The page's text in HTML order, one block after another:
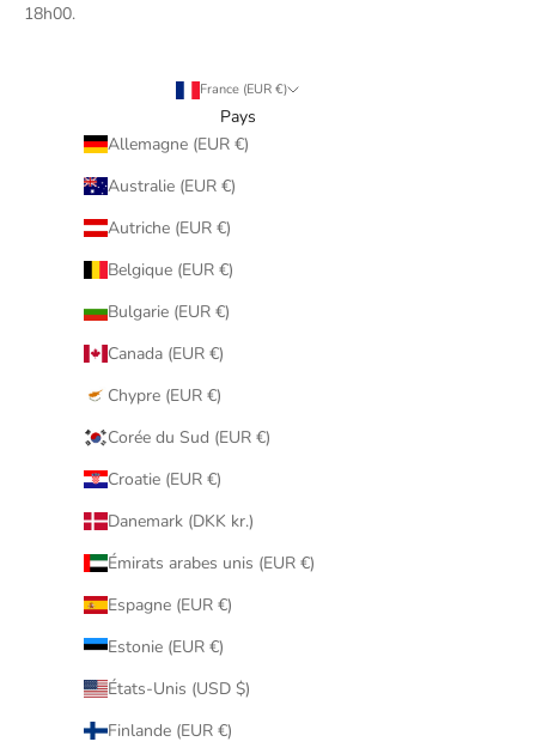
18h00.
France (EUR €)
Pays
Allemagne (EUR €)
Australie (EUR €)
Autriche (EUR €)
Belgique (EUR €)
Bulgarie (EUR €)
Canada (EUR €)
Chypre (EUR €)
Corée du Sud (EUR €)
Croatie (EUR €)
Danemark (DKK kr.)
Émirats arabes unis (EUR €)
Espagne (EUR €)
Estonie (EUR €)
États-Unis (USD $)
Finlande (EUR €)